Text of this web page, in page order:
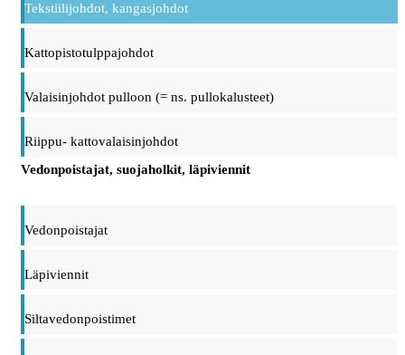
Tekstiilijohdot, kangasjohdot
Kattopistotulppajohdot
Valaisinjohdot pulloon (= ns. pullokalusteet)
Riippu- kattovalaisinjohdot
Vedonpoistajat, suojaholkit, läpiviennit
Vedonpoistajat
Läpiviennit
Siltavedonpoistimet